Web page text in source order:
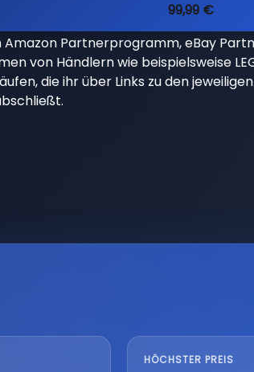
99,99 €
Amazon Partnerprogramm, eBay
von Händlern wie beispielsweise
die ihr über Links zu den
HÖCHSTER PREIS